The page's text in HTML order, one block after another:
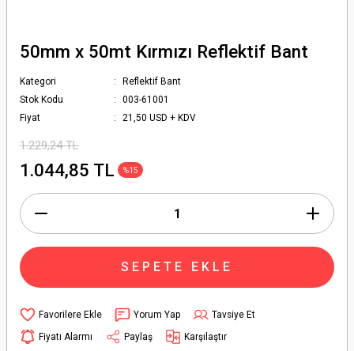
50mm x 50mt Kırmızı Reflektif Bant
Kategori
Reflektif Bant
Stok Kodu
003-61001
Fiyat
21,50 USD + KDV
1.229,24 TL
1.044,85 TL %15
SEPETE EKLE
Yorum Yap
Tavsiye Et
Fiyatı Alarmı
Paylaş Karşılaştır